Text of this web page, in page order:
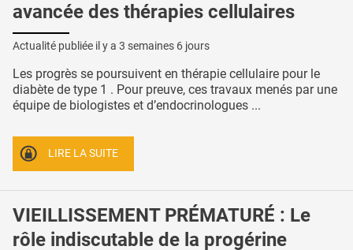
avancée des thérapies cellulaires
Actualité publiée il y a 3 semaines 6 jours
Les progrès se poursuivent en thérapie cellulaire pour le
diabète de type 1 . Pour preuve, ces travaux menés par une
équipe de biologistes et d’endocrinologues ...
LIRE LA SUITE
VIEILLISSEMENT PRÉMATURÉ : Le
rôle indiscutable de la progérine